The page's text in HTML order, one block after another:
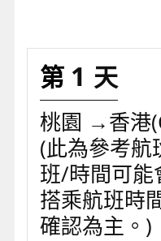
1
桃園 →香港
(此為參考
班/時間可能
搭乘航班時
確認為主。)